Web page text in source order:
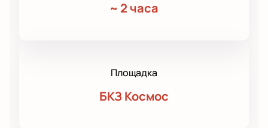
~ 2 часа
Площадка
БКЗ Космос